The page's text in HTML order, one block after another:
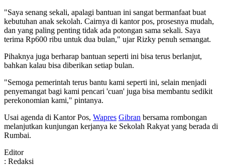
"Saya senang sekali, apalagi bantuan ini sangat bermanfaat buat
kebutuhan anak sekolah. Cairnya di kantor pos, prosesnya mudah,
dan yang paling penting tidak ada potongan sama sekali. Saya
terima Rp600 ribu untuk dua bulan," ujar Rizky penuh semangat.
Pihaknya juga berharap bantuan seperti ini bisa terus berlanjut,
bahkan kalau bisa diberikan setiap bulan.
"Semoga pemerintah terus bantu kami seperti ini, selain menjadi
penyemangat bagi kami pencari 'cuan' juga bisa membantu sedikit
perekonomian kami," pintanya.
Usai agenda di Kantor Pos, Wapres Gibran bersama rombongan
melanjutkan kunjungan kerjanya ke Sekolah Rakyat yang berada di
Rumbai.
Editor
: Redaksi